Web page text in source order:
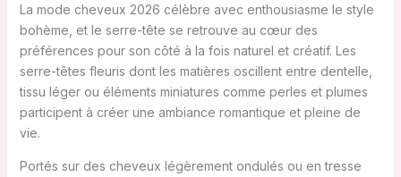
La mode cheveux 2026 célèbre avec enthousiasme le style
bohème, et le serre-tête se retrouve au cœur des
préférences pour son côté à la fois naturel et créatif. Les
serre-têtes fleuris dont les matières oscillent entre dentelle,
tissu léger ou éléments miniatures comme perles et plumes
participent à créer une ambiance romantique et pleine de
vie.
Portés sur des cheveux légèrement ondulés ou en tresse